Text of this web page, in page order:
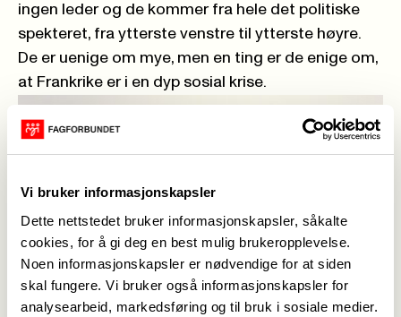
Vi bruker informasjonskapsler
Dette nettstedet bruker informasjonskapsler, såkalte
cookies, for å gi deg en best mulig brukeropplevelse.
Noen informasjonskapsler er nødvendige for at siden
skal fungere. Vi bruker også informasjonskapsler for
analysearbeid, markedsføring og til bruk i sosiale medier.
ingen leder og de kommer fra hele det politiske
spekteret, fra ytterste venstre til ytterste høyre.
De er uenige om mye, men en ting er de enige om,
at Frankrike er i en dyp sosial krise.